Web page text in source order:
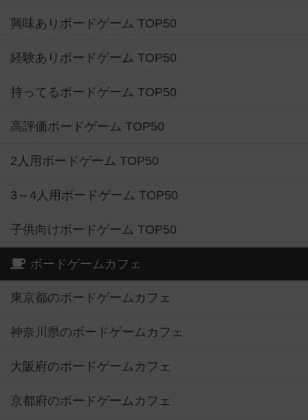
興味ありボードゲーム TOP50
経験ありボードゲーム TOP50
持ってるボードゲーム TOP50
高評価ボードゲーム TOP50
2人用ボードゲーム TOP50
3～4人用ボードゲーム TOP50
子供向けボードゲーム TOP50
ボードゲームカフェ
東京都のボードゲームカフェ
神奈川県のボードゲームカフェ
大阪府のボードゲームカフェ
京都府のボードゲームカフェ